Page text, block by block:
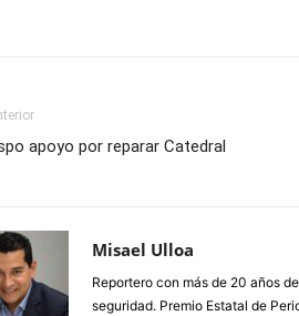
apoyo por reparar Catedral
Misael Ulloa
Reportero con más de 20 años
seguridad. Premio Estatal de